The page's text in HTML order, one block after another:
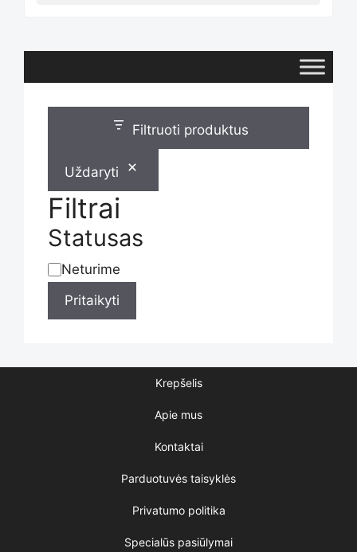
be
chosen
on
the
product
page
Filtruoti produktus
Uždaryti
Filtrai
Statusas
Statusas
Neturime
Pritaikyti
Krepšelis
Apie mus
Kontaktai
Parduotuvės taisyklės
Privatumo politika
Specialūs pasiūlymai